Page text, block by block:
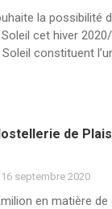
la possibilité
cet hiver
constituent
de
16 septembre 2020
en matière